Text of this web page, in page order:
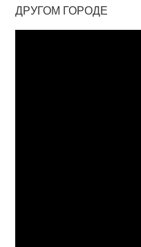
ДРУГОМ ГОРОДЕ